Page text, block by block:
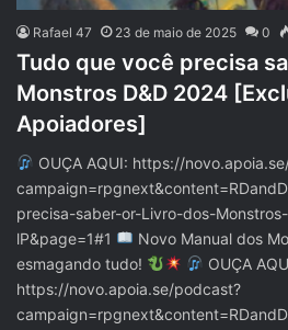
Rafael 47 23 de maio de 2025 0
Tudo que você precisa
Monstros D&D 2024
Apoiadores]
OUÇA AQUI: https://
precisa-saber-or-Livro-dos-
lP&page=1#1
Novo Manual dos
esmagando tudo!
OUÇA
https://novo.apoia.se/podcast?